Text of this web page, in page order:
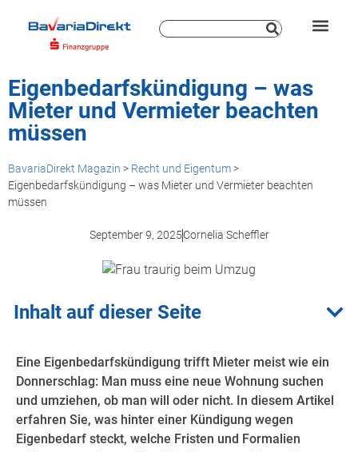
Eigenbedarfskündigung – was
Mieter und Vermieter beachten
müssen
BavariaDirekt Magazin > Recht und Eigentum>
Eigenbedarfskündigung – was Mieter und Vermieter beachten
müssen
September 9, 2025Cornelia Scheffler
Inhalt auf dieser Seite
Eine Eigenbedarfskündigung trifft Mieter meist wie ein
Donnerschlag: Man muss eine neue Wohnung suchen
und umziehen, ob man will oder nicht. In diesem Artikel
erfahren Sie, was hinter einer Kündigung wegen
Eigenbedarf steckt, welche Fristen und Formalien